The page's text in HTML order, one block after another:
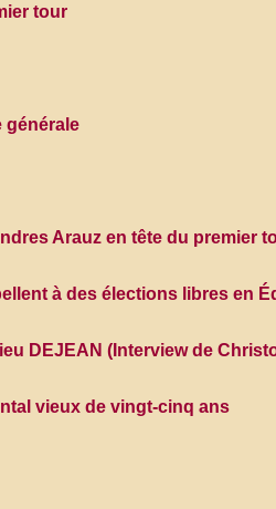
tour
générale
Arauz en tête du premier
à des élections libres en
DEJEAN (Interview de
vieux de vingt-cinq ans